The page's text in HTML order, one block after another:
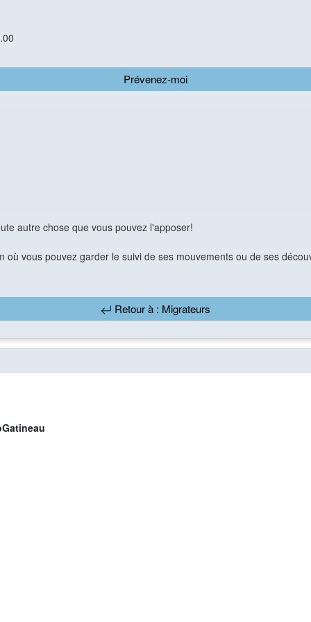
Prévenez-moi
autre chose que vous pouvez l'apposer!
où vous pouvez garder le suivi de ses mouvements ou de ses
Retour à : Migrateurs